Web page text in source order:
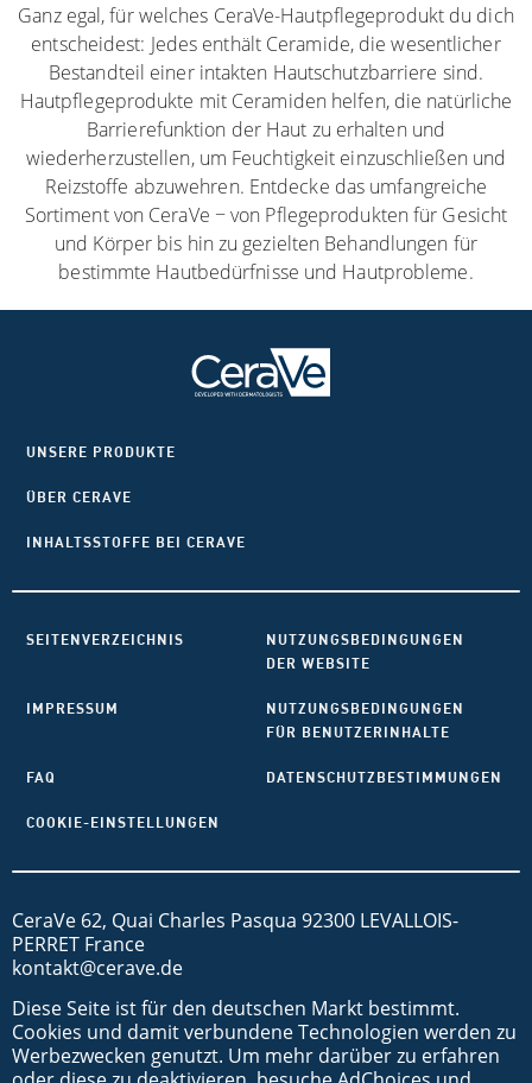
Ganz egal, für welches CeraVe-Hautpflegeprodukt du dich
entscheidest: Jedes enthält Ceramide, die wesentlicher
Bestandteil einer intakten Hautschutzbarriere sind.
Hautpflegeprodukte mit Ceramiden helfen, die natürliche
Barrierefunktion der Haut zu erhalten und
wiederherzustellen, um Feuchtigkeit einzuschließen und
Reizstoffe abzuwehren. Entdecke das umfangreiche
Sortiment von CeraVe − von Pflegeprodukten für Gesicht
und Körper bis hin zu gezielten Behandlungen für
bestimmte Hautbedürfnisse und Hautprobleme.
UNSERE PRODUKTE
ÜBER CERAVE
INHALTSSTOFFE BEI CERAVE
SEITENVERZEICHNIS
NUTZUNGSBEDINGUNGEN
DER WEBSITE
IMPRESSUM
NUTZUNGSBEDINGUNGEN
FÜR BENUTZERINHALTE
FAQ DATENSCHUTZBESTIMMUNGEN
COOKIE-EINSTELLUNGEN
CeraVe 62, Quai Charles Pasqua 92300 LEVALLOIS-
PERRET France
kontakt@cerave.de
Diese Seite ist für den deutschen Markt bestimmt.
Cookies und damit verbundene Technologien werden zu
Werbezwecken genutzt. Um mehr darüber zu erfahren